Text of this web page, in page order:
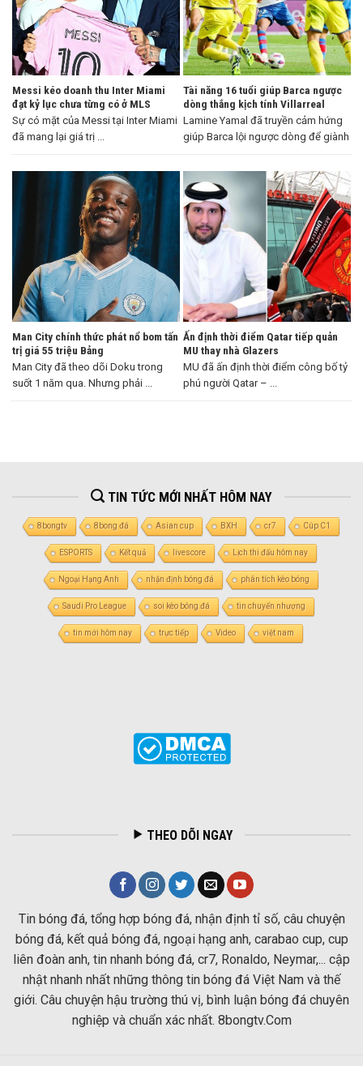
Messi kéo doanh thu Inter Miami
đạt kỷ lục chưa từng có ở MLS
Sự có mặt của Messi tại Inter Miami
đã mang lại giá trị ...
Tài năng 16 tuổi giúp Barca ngược
dòng thắng kịch tính Villarreal
Lamine Yamal đã truyền cảm hứng
giúp Barca lội ngược dòng để giành
Man City chính thức phát nổ bom tấn
trị giá 55 triệu Bảng
Man City đã theo dõi Doku trong
suốt 1 năm qua. Nhưng phải ...
Ấn định thời điểm Qatar tiếp quản
MU thay nhà Glazers
MU đã ấn định thời điểm công bố tỷ
phú người Qatar – ...
TIN TỨC MỚI NHẤT HÔM NAY
8bongtv 8bong đá Asian cup BXH cr7 Cúp C1
ESPORTS Kết quả livescore Lịch thi đấu hôm nay
Ngoại Hạng Anh nhận định bóng đá phân tích kèo bóng
Saudi Pro League soi kèo bóng đá tin chuyển nhượng
tin mới hôm nay trực tiếp Video việt nam
THEO DÕI NGAY
Tin bóng đá, tổng hợp bóng đá, nhận định tỉ số, câu chuyện
bóng đá, kết quả bóng đá, ngoại hạng anh, carabao cup, cup
liên đoàn anh, tin nhanh bóng đá, cr7, Ronaldo, Neymar,... cập
nhật nhanh nhất những thông tin bóng đá Việt Nam và thế
giới. Câu chuyện hậu trường thú vị, bình luận bóng đá chuyên
nghiệp và chuẩn xác nhất. 8bongtv.Com